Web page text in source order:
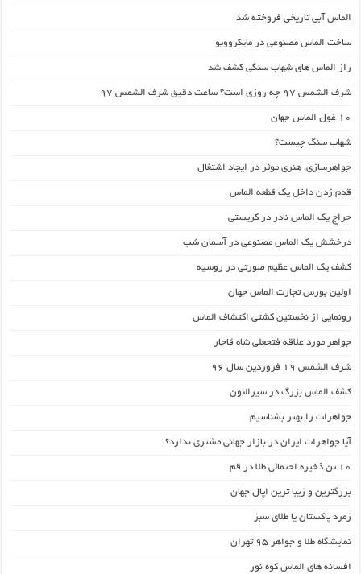
الماس آبی تاریخی فروخته شد
ساخت الماس مصنوعی در مایکروویو
راز الماس های شهاب سنگی کشف شد
شرف الشمس ۹۷ چه روزی است؟ ساعت دقیق شرف الشمس ۹۷
۱۰ غول الماس جهان
شهاب سنگ چیست؟
جواهرسازی، هنری موثر در ایجاد اشتغال
قدم زدن داخل یک قطعه الماس
حراج یک الماس نادر در کریستی
درخشش یک الماس مصنوعی در آسمان شب
کشف یک الماس عظیم صورتی در روسیه
اولین بورس تجارت الماس جهان
رونمایی از نخستین کشتی اکتشاف الماس
جواهر مورد علاقه فتحعلی شاه قاجار
شرف الشمس ۱۹ فروردین سال 96
کشف الماس بزرگ در سیرالئون
جواهرات را بهتر بشناسیم
آیا جواهرات ایران در بازار جهانی مشتری ندارد؟
۱۰ تن ذخیره احتمالی طلا در قم
بزرگترین و زیبا ترین اپال جهان
زمرد پاکستان یا طلای سبز
نمایشگاه طلا و جواهر 95 تهران
افسانه های الماس کوه نور